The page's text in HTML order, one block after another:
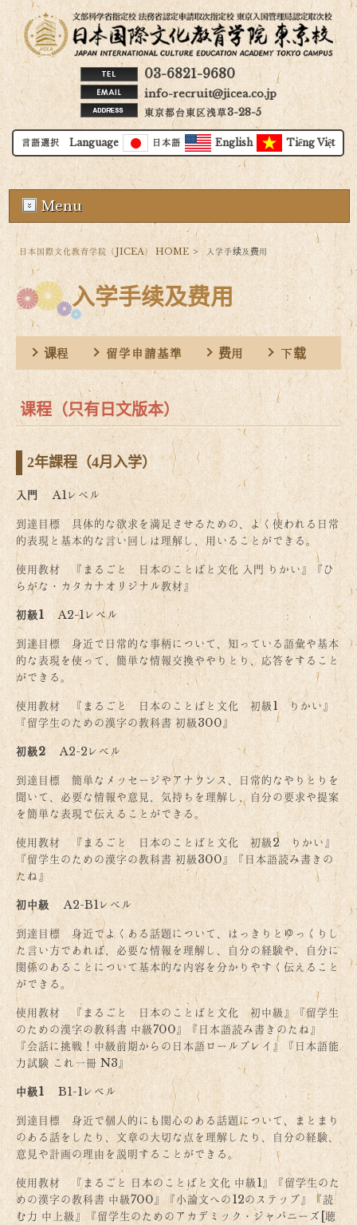
03-6821-9680
info-recruit@jicea.co.jp
東京都台東区浅草3-28-5
言語選択 Language 日本語 English Tiếng Việt
Menu
日本国際文化教育学院（JICEA） HOME > 入学手续及费用
入学手续及费用
课程 留学申請基準 费用 下载
课程（只有日文版本）
2年課程（4月入学）
入門A1レベル
到達目標 具体的な欲求を満足させるための、よく使われる日常
的表現と基本的な言い回しは理解し、用いることができる。
使用教材 『まるごと 日本のことばと文化 入門 りかい』『ひ
らがな・カタカナオリジナル教材』
初級1A2-1レベル
到達目標 身近で日常的な事柄について、知っている語彙や基本
的な表現を使って、簡単な情報交換ややりとり、応答をすること
ができる。
使用教材 『まるごと 日本のことばと文化 初級1 りかい』
『留学生のための漢字の教科書 初級300』
初級2A2-2レベル
到達目標 簡単なメッセージやアナウンス、日常的なやりとりを
聞いて、必要な情報や意見、気持ちを理解し、自分の要求や提案
を簡単な表現で伝えることができる。
使用教材 『まるごと 日本のことばと文化 初級2 りかい』
『留学生のための漢字の教科書 初級300』『日本語読み書きの
たね』
初中級A2-B1レベル
到達目標 身近でよくある話題について、はっきりとゆっくりし
た言い方であれば、必要な情報を理解し、自分の経験や、自分に
関係のあることについて基本的な内容を分かりやすく伝えること
ができる。
使用教材 『まるごと 日本のことばと文化 初中級』『留学生
のための漢字の教科書 中級700』『日本語読み書きのたね』
『会話に挑戦！中級前期からの日本語ロールプレイ』『日本語能
力試験 これ一冊 N3』
中級1B1-1レベル
到達目標 身近で個人的にも関心のある話題について、まとまり
のある話をしたり、文章の大切な点を理解したり、自分の経験、
意見や計画の理由を説明することができる。
使用教材 『まるごと 日本のことばと文化 中級1』『留学生のた
めの漢字の教科書 中級700』『小論文への12のステップ』『読
む力 中上級』『留学生のためのアカデミック・ジャパニーズ[聴